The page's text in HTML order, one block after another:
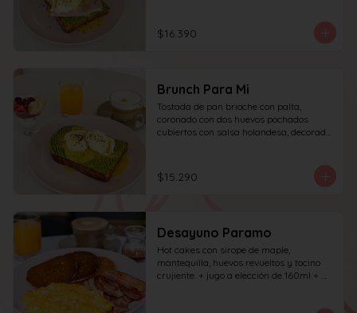
tocino) incluye café simple o té
tradicional (el café puede ser doble por
$16.390
Brunch Para Mi
Tostada de pan brioche con palta,
coronado con dos huevos pochados
cubiertos con salsa holandesa, decorado
$1.000 adicionales) + jugo del día de
160ml + yogur griego con granola y
$15.290
Desayuno Paramo
Hot cakes con sirope de maple,
mantequilla, huevos revueltos y tocino
crujiente. + jugo a elección de 160ml +